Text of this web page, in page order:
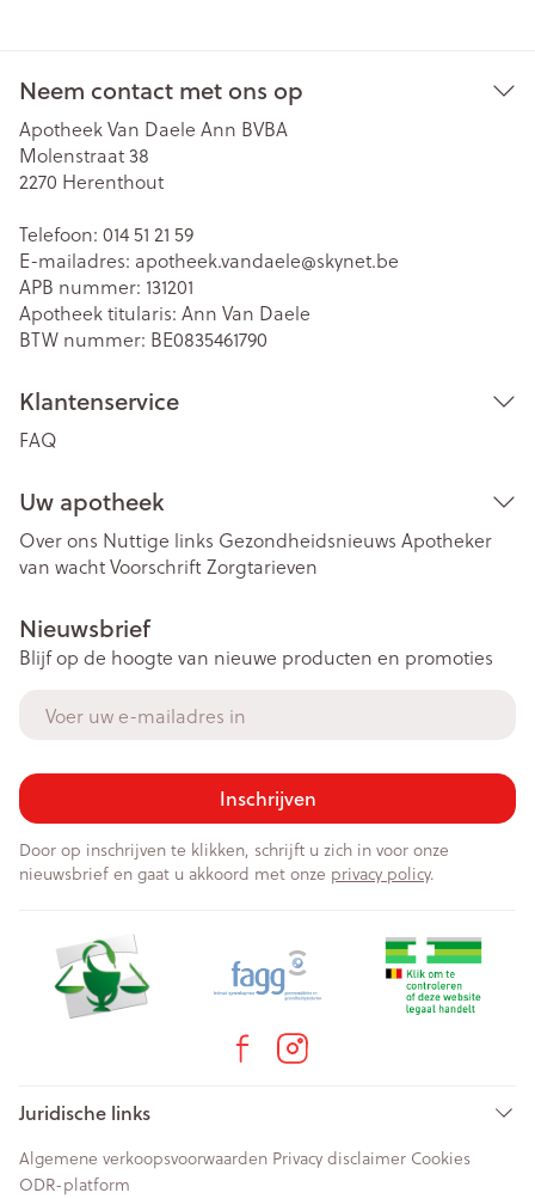
Neem contact met ons op
Apotheek Van Daele Ann BVBA
Molenstraat 38
2270 Herenthout
Telefoon: 014 51 21 59
E-mailadres: apotheek.vandaele@skynet.be
APB nummer: 131201
Apotheek titularis: Ann Van Daele
BTW nummer: BE0835461790
Klantenservice
FAQ
Uw apotheek
Over ons Nuttige links Gezondheidsnieuws Apotheker
van wachtVoorschriftZorgtarieven
Nieuwsbrief
Blijf op de hoogte van nieuwe producten en promoties
Inschrijven
Door op inschrijven te klikken, schrijft u zich in voor onze
nieuwsbrief en gaat u akkoord met onze privacy policy.
Juridische links
Algemene verkoopsvoorwaarden Privacy disclaimer Cookies
ODR-platform